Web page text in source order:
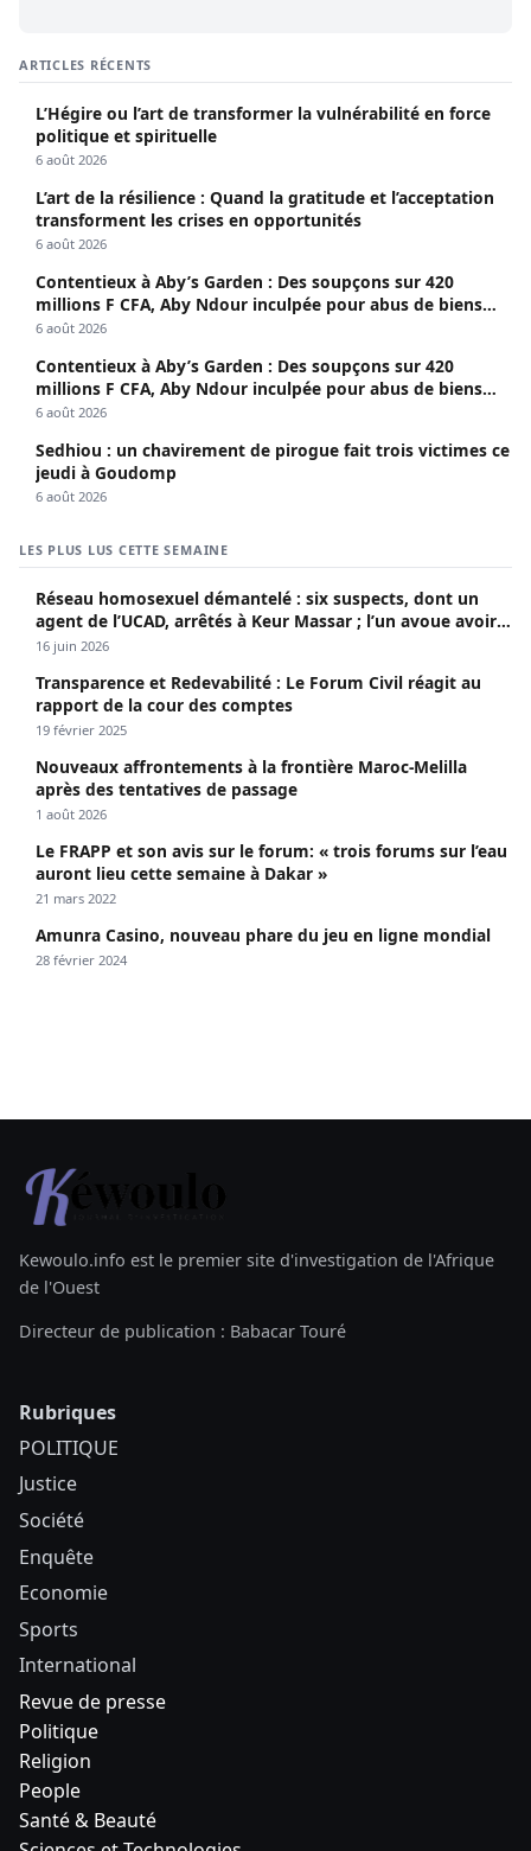
ARTICLES RÉCENTS
L’Hégire ou l’art de transformer la vulnérabilité en force
politique et spirituelle
6 août 2026
L’art de la résilience : Quand la gratitude et l’acceptation
transforment les crises en opportunités
6 août 2026
Contentieux à Aby’s Garden : Des soupçons sur 420
millions F CFA, Aby Ndour inculpée pour abus de biens
sociaux
6 août 2026
Contentieux à Aby’s Garden : Des soupçons sur 420
millions F CFA, Aby Ndour inculpée pour abus de biens
sociaux
6 août 2026
Sedhiou : un chavirement de pirogue fait trois victimes ce
jeudi à Goudomp
6 août 2026
LES PLUS LUS CETTE SEMAINE
Réseau homosexuel démantelé : six suspects, dont un
agent de l’UCAD, arrêtés à Keur Massar ; l’un avoue avoir
propagé le VIH depuis 2018
16 juin 2026
Transparence et Redevabilité : Le Forum Civil réagit au
rapport de la cour des comptes
19 février 2025
Nouveaux affrontements à la frontière Maroc-Melilla
après des tentatives de passage
1 août 2026
Le FRAPP et son avis sur le forum: « trois forums sur l’eau
auront lieu cette semaine à Dakar »
21 mars 2022
Amunra Casino, nouveau phare du jeu en ligne mondial
28 février 2024
Kewoulo.info est le premier site d'investigation de l'Afrique
de l'Ouest
Directeur de publication : Babacar Touré
Rubriques
POLITIQUE
Justice
Société
Enquête
Economie
Sports
International
Revue de presse
Politique
Religion
People
Santé & Beauté